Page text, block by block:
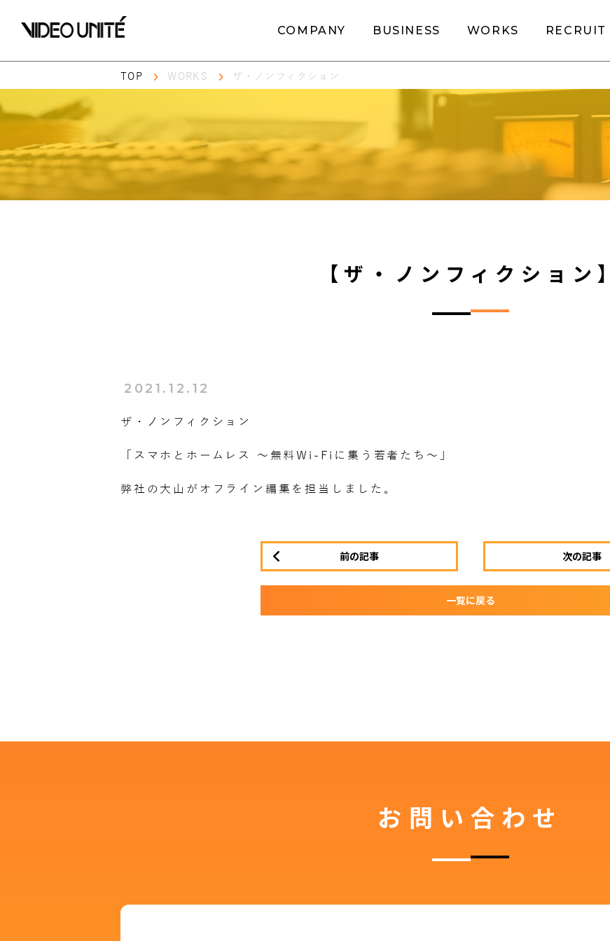
COMPANY BUSINESS WORKS RECRUIT
TOP WORKS ザ・ノンフィクション
【ザ・ノンフィクション】
2021.12.12
ザ・ノンフィクション
「スマホとホームレス 〜無料Wi-Fiに集う若者たち〜」
弊社の大山がオフライン編集を担当しました。
前の記事 次の記事
一覧に戻る
お問い合わせ